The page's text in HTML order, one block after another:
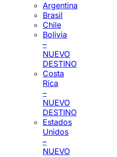
Argentina
Brasil
Chile
Bolivia
–
NUEVO
DESTINO
Costa
Rica
–
NUEVO
DESTINO
Estados
Unidos
–
NUEVO